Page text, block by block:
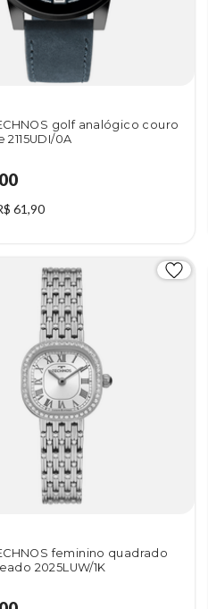
golf analógico couro
2115UDI/0A
61,90
feminino quadrado
2025LUW/1K